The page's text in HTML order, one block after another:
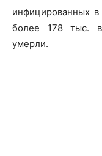
инфицированных
более 178 тыс.
умерли.